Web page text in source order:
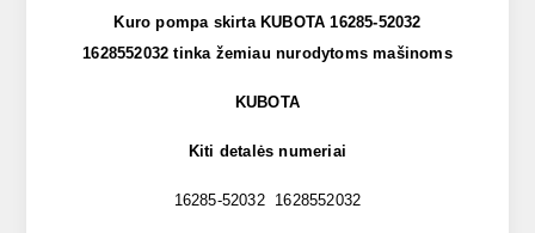
Kuro pompa skirta KUBOTA 16285-52032
1628552032 tinka žemiau nurodytoms mašinoms
KUBOTA
Kiti detalės numeriai
16285-52032 1628552032